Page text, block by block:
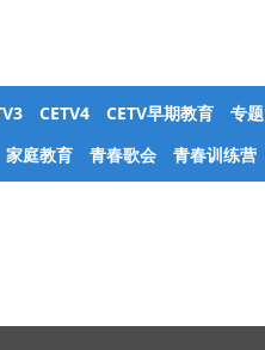
CETV4 CETV早期教育
专题
家庭教育 青春歌会 青春训练营